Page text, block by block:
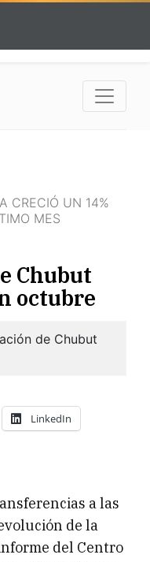
CRECIÓ UN 14%
MES
Chubut
octubre
LinkedIn
a las
de la
del Centro